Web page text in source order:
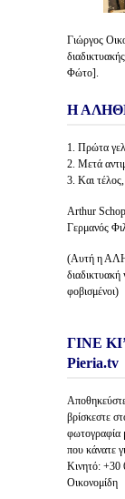
Γιώργος
Φώτο].
Η
1. Πρώτα
2. Μετά
3. Και τέλος,
Arthur
Γερμανός
(Αυτή η
φοβισμένοι)
ΓΙΝΕ
Pieria.tv
βρίσκεστε
φωτογραφία
που κάνατε
Κινητό: +30
Οικονομίδη